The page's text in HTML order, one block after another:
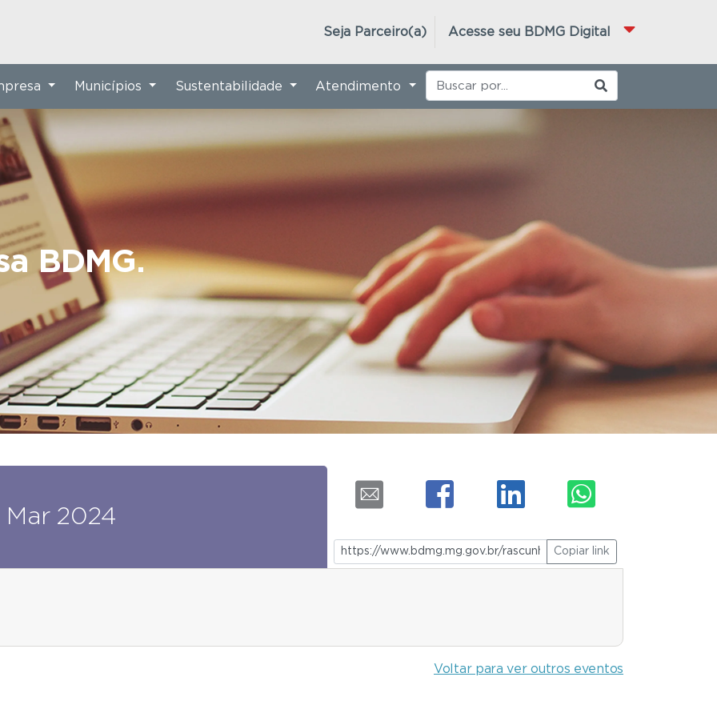
Acesse seu BDMG Digital
Seja Parceiro(a)
BDMG.
Municípios Sustentabilidade Atendimento
Mar 2024
Copiar link
Voltar para ver outros eventos